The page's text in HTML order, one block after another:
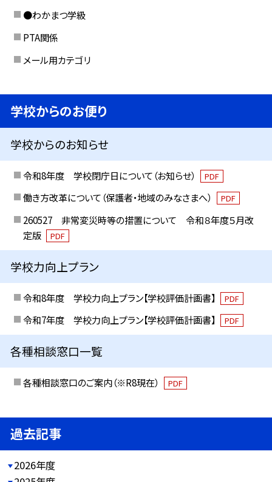
●わかまつ学級
PTA関係
メール用カテゴリ
学校からのお便り
学校からのお知らせ
令和8年度 学校閉庁日について（お知らせ） PDF
働き方改革について（保護者・地域のみなさまへ） PDF
260527 非常変災時等の措置について 令和８年度５月改
定版
PDF
学校力向上プラン
令和8年度 学校力向上プラン【学校評価計画書】 PDF
令和7年度 学校力向上プラン【学校評価計画書】 PDF
各種相談窓口一覧
各種相談窓口のご案内（※R8現在） PDF
過去記事
2026年度